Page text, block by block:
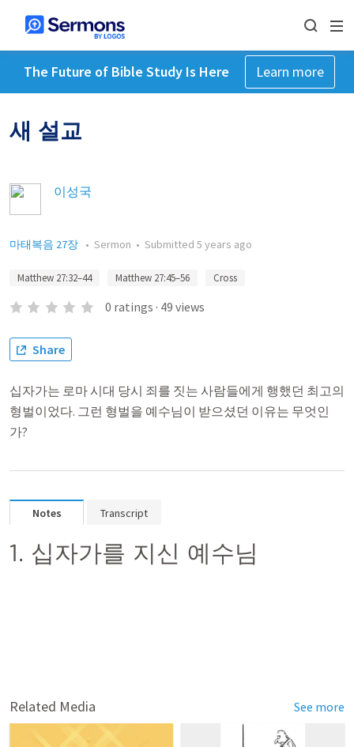
The Future of Bible Study Is Here Learn more
새 설교
이성국
마태복음 27장 • Sermon • Submitted 5 years ago
Matthew 27:32–44 Matthew 27:45–56 Cross
0 ratings · 49 views
Share
십자가는 로마 시대 당시 죄를 짓는 사람들에게 행했던 최고의
형벌이었다. 그런 형벌을 예수님이 받으셨던 이유는 무엇인
가?
Notes Transcript
1. 십자가를 지신 예수님
Related Media See more